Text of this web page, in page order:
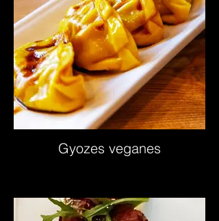
Gyozes veganes